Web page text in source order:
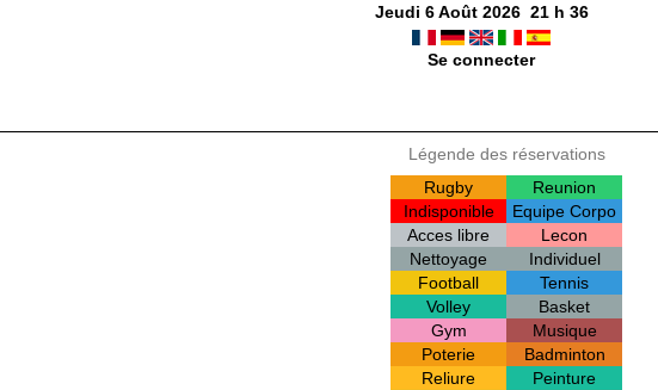
Jeudi 6 Août 2026 21h 36
Se connecter
Légende des réservations
Rugby
Reunion
Indisponible
Equipe Corpo
Acces libre
Lecon
Nettoyage
Individuel
Football
Tennis
Volley
Basket
Gym
Musique
Poterie
Badminton
Reliure
Peinture